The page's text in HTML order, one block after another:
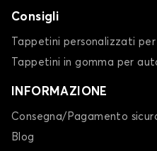
Consigli
Tappetini personalizzati
Tappetini in gomma per
INFORMAZIONE
Consegna/Pagamento
Blog